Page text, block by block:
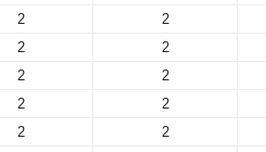
2
2
2
2
2
2
2
2
2
2